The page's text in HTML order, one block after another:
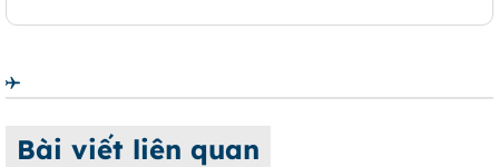
Bài viết liên quan